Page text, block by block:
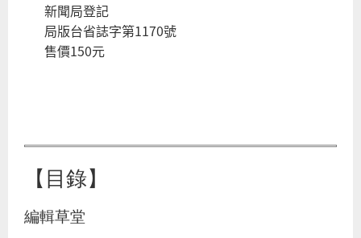
新聞局登記
局版台省誌字第1170號
售價150元
【目錄】
編輯草堂